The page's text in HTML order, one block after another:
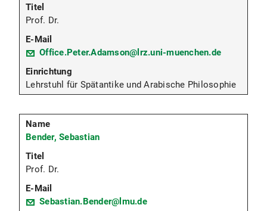
Emeriti
Gäste
Prof. Dr.
Office.Peter.Adamson@lrz.uni-muenchen.de
Lehrstuhl für Spätantike und Arabische Philosophie
Bender, Sebastian
Prof. Dr.
Sebastian.Bender@lmu.de